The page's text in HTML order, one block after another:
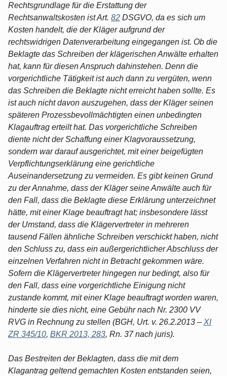
Rechtsgrundlage für die Erstattung der
Rechtsanwaltskosten ist Art. 82 DSGVO, da es sich um
Kosten handelt, die der Kläger aufgrund der
rechtswidrigen Datenverarbeitung eingegangen ist. Ob die
Beklagte das Schreiben der klägerischen Anwälte erhalten
hat, kann für diesen Anspruch dahinstehen. Denn die
vorgerichtliche Tätigkeit ist auch dann zu vergüten, wenn
das Schreiben die Beklagte nicht erreicht haben sollte. Es
ist auch nicht davon auszugehen, dass der Kläger seinen
späteren Prozessbevollmächtigten einen unbedingten
Klagauftrag erteilt hat. Das vorgerichtliche Schreiben
diente nicht der Schaffung einer Klagvoraussetzung,
sondern war darauf ausgerichtet, mit einer beigefügten
Verpflichtungserklärung eine gerichtliche
Auseinandersetzung zu vermeiden. Es gibt keinen Grund
zu der Annahme, dass der Kläger seine Anwälte auch für
den Fall, dass die Beklagte diese Erklärung unterzeichnet
hätte, mit einer Klage beauftragt hat; insbesondere lässt
der Umstand, dass die Klägervertreter in mehreren
tausend Fällen ähnliche Schreiben verschickt haben, nicht
den Schluss zu, dass ein außergerichtlicher Abschluss der
einzelnen Verfahren nicht in Betracht gekommen wäre.
Sofern die Klägervertreter hingegen nur bedingt, also für
den Fall, dass eine vorgerichtliche Einigung nicht
zustande kommt, mit einer Klage beauftragt worden waren,
hinderte sie dies nicht, eine Gebühr nach Nr. 2300 VV
RVG in Rechnung zu stellen (BGH, Urt. v. 26.2.2013 – XI
ZR 345/10, BKR 2013, 283, Rn. 37 nach juris).
Das Bestreiten der Beklagten, dass die mit dem
Klagantrag geltend gemachten Kosten entstanden seien,